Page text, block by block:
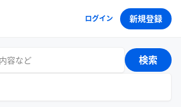
ログイン 新規登録
検索